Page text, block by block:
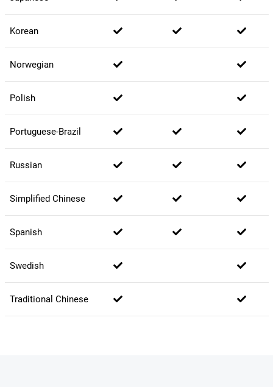
Korean
Norwegian
Polish
Portuguese-Brazil
Russian
Simplified Chinese
Spanish
Swedish
Traditional Chinese